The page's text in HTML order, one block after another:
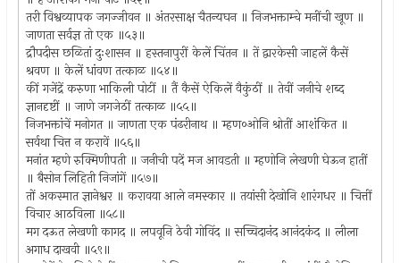
तरी विश्वव्यापक जगज्जीवन ॥ अंतरसाक्ष चैतन्यघन ॥ निजभक्ताम्चे मनींची खूण ॥
जाणता सर्वज्ञ तो एक ॥५३॥
द्रौपदीस छळितां दुःशासन ॥ हस्तनापुरीं केलें चिंतन ॥ तें द्वारकेसी जाहलें कैसें
श्रवण ॥ केलें धांवण तत्काळ ॥५४॥
कीं गजेंद्रें करुणा भाकिली पोटीं ॥ तैं कैसें ऐकिलें वैकुंठीं ॥ तेवीं जनीचे शब्द
ज्ञानदृष्टीं ॥ जाणे जगजेठीं तत्काळ ॥५५॥
निजभक्तांचें मनोगत ॥ जाणता एक पंढरीनाथ ॥ म्हण०ओनि श्रोतीं आशंकित ॥
सर्वथा चित्त न करावें ॥५६॥
मनांत म्हणे रुक्मिणीपती ॥ जनीची पदें मज आवडती ॥ म्हणोनि लेखणी घेऊन हातीं
॥ बैसोन लिहिती निजांगें ॥५७॥
तों अकस्मात ज्ञानेश्वर ॥ करावया आले नमस्कार ॥ तयांसी देखोनि शारंगधर ॥ चित्तीं
विचार आठविला ॥५८॥
मग दऊत लेखणी कागद ॥ लपवूनि ठेवी गोविंद ॥ सच्चिदानंद आनंदकंद ॥ लीला
अगाध दाखवी ॥५९॥